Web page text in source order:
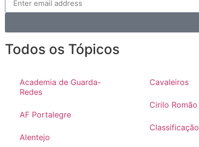
Todos os Tópicos
Academia de Guarda-
Redes
AF Portalegre
Alentejo
Cavaleiros
Cirilo Romão
Classificação